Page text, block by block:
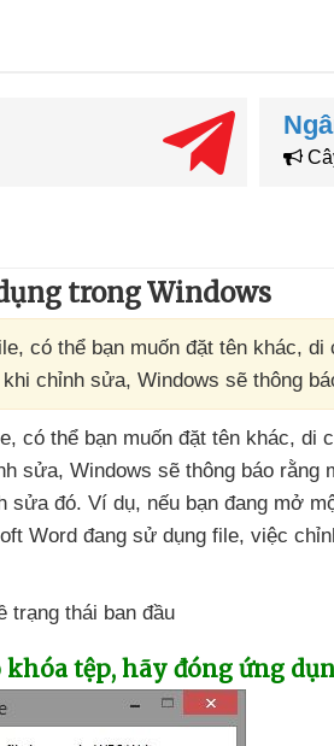
trong Windows
có thể bạn muốn đặt tên khác,
chỉnh sửa, Windows sẽ thông
, có thể bạn muốn đặt tên khác, di
sửa, Windows sẽ thông báo rằng
sửa đó. Ví dụ, nếu bạn đang mở
Word đang sử dụng file, việc
trạng thái ban đầu
tệp, hãy đóng ứng